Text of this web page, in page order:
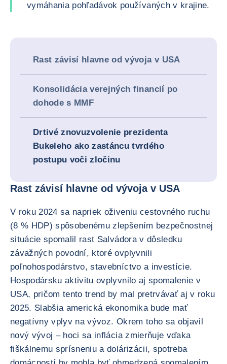
vymáhania pohľadávok používaných v krajine.
Rast závisí hlavne od vývoja v USA
Konsolidácia verejných financií po
dohode s MMF
Drtivé znovuzvolenie prezidenta
Bukeleho ako zastáncu tvrdého
postupu voči zločinu
Rast závisí hlavne od vývoja v USA
V roku 2024 sa napriek oživeniu cestovného ruchu
(8 % HDP) spôsobenému zlepšením bezpečnostnej
situácie spomalil rast Salvádora v dôsledku
závažných povodní, ktoré ovplyvnili
poľnohospodárstvo, stavebníctvo a investície.
Hospodársku aktivitu ovplyvnilo aj spomalenie v
USA, pričom tento trend by mal pretrvávať aj v roku
2025. Slabšia americká ekonomika bude mať
negatívny vplyv na vývoz. Okrem toho sa objavil
nový vývoj – hoci sa inflácia zmierňuje vďaka
fiškálnemu sprísneniu a dolárizácii, spotreba